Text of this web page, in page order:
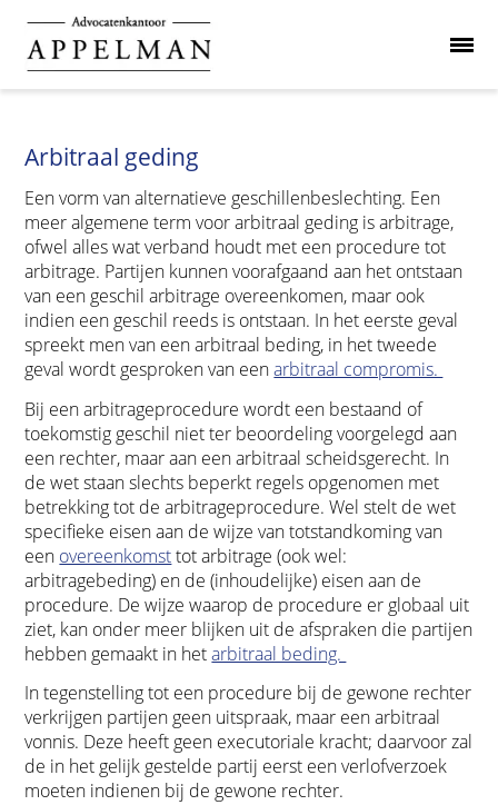
Arbitraal geding
Een vorm van alternatieve geschillenbeslechting. Een
meer algemene term voor arbitraal geding is arbitrage,
ofwel alles wat verband houdt met een procedure tot
arbitrage. Partijen kunnen voorafgaand aan het ontstaan
van een geschil arbitrage overeenkomen, maar ook
indien een geschil reeds is ontstaan. In het eerste geval
spreekt men van een arbitraal beding, in het tweede
geval wordt gesproken van eenarbitraal compromis.
Bij een arbitrageprocedure wordt een bestaand of
toekomstig geschil niet ter beoordeling voorgelegd aan
een rechter, maar aan een arbitraal scheidsgerecht. In
de wet staan slechts beperkt regels opgenomen met
betrekking tot de arbitrageprocedure. Wel stelt de wet
specifieke eisen aan de wijze van totstandkoming van
een overeenkomsttot arbitrage (ook wel:
arbitragebeding) en de (inhoudelijke) eisen aan de
procedure. De wijze waarop de procedure er globaal uit
ziet, kan onder meer blijken uit de afspraken die partijen
hebben gemaakt in hetarbitraal beding.
In tegenstelling tot een procedure bij de gewone rechter
verkrijgen partijen geen uitspraak, maar een arbitraal
vonnis. Deze heeft geen executoriale kracht; daarvoor zal
de in het gelijk gestelde partij eerst een verlofverzoek
moeten indienen bij de gewone rechter.